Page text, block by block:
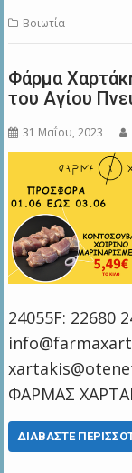
Βοιωτία
Φάρμα
του Αγίου
31 Μαΐου, 2023
24055F: 22680
ΦΑΡΜΑΣ
ΔΙΑΒΆΣΤΕ